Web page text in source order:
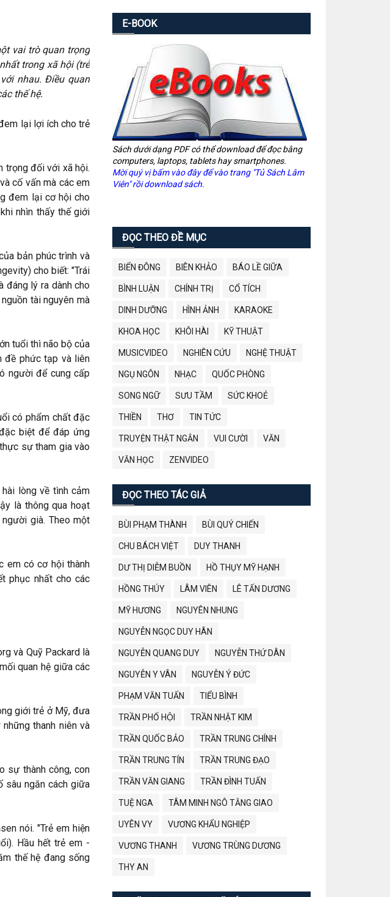
vai trò quan trọng
trong xã hội (trẻ
nhau. Điều quan
thế hệ.
lại lợi ích cho trẻ
trọng đối với xã hội.
cố vấn mà các em
đem lại cơ hội cho
nhìn thấy thế giới
bản phúc trình và
cho biết: "Trái
đáng lý ra dành cho
tài nguyên mà
tuổi thì não bộ của
đề phức tạp và liên
người để cung cấp
có phẩm chất đặc
biệt để đáp ứng
sự tham gia vào
lòng về tình cảm
là thông qua hoạt
già. Theo một
em có cơ hội thành
phục nhất cho các
và Quỹ Packard là
quan hệ giữa các
giới trẻ ở Mỹ, đưa
thanh niên và
sự thành công, con
sâu ngăn cách giữa
nói. "Trẻ em hiện
Hầu hết trẻ em -
thế hệ đang sống
E-BOOK
Sách dưới dạng PDF có thể download để đọc bằng
computers, laptops, tablets hay smartphones.
Mời quý vị bấm vào đây để vào trang "Tủ Sách Lâm
Viên" rồi download sách.
ĐỌC THEO ĐỀ MỤC
BIỂN ĐÔNG BIÊN KHẢO BÁO LỀ GIỮA
BÌNH LUẬN CHÍNH TRỊ CỔ TÍCH
DINH DƯỠNG HÌNH ẢNH KARAOKE
KHOA HỌC KHÔI HÀI KỸ THUẬT
MUSICVIDEO NGHIÊN CỨU NGHỆ THUẬT
NGỤ NGÔN NHẠC QUỐC PHÒNG
SONG NGỮ SƯU TẦM SỨC KHOẺ
THIỀN THƠ TIN TỨC
TRUYỆN THẬT NGẮN VUI CƯỜI VĂN
VĂN HỌC ZENVIDEO
ĐỌC THEO TÁC GIẢ
BÙI PHẠM THÀNH BÙI QUÝ CHIẾN
CHU BÁCH VIỆT DUY THANH
DƯ THỊ DIỄM BUỒN HỒ THỤY MỸ HẠNH
HỒNG THÚY LÂM VIÊN LÊ TẤN DƯƠNG
MỸ HƯƠNG NGUYÊN NHUNG
NGUYỄN NGỌC DUY HÂN
NGUYỄN QUANG DUY NGUYỄN THỨ DÂN
NGUYỄN Y VÂN NGUYỄN Ý ĐỨC
PHẠM VĂN TUẤN TIỂU BÌNH
TRẦN PHỐ HỘI TRẦN NHẬT KIM
TRẦN QUỐC BẢO TRẦN TRUNG CHÍNH
TRẦN TRUNG TÍN TRẦN TRUNG ĐẠO
TRẦN VĂN GIANG TRẦN ĐÌNH TUẤN
TUỆ NGA TÂM MINH NGÔ TẰNG GIAO
UYÊN VY VƯƠNG KHẨU NGHIỆP
VƯƠNG THANH VƯƠNG TRÙNG DƯƠNG
THY AN